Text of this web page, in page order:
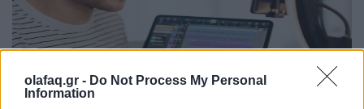
olafaq.gr - Do Not Process My Personal
Information